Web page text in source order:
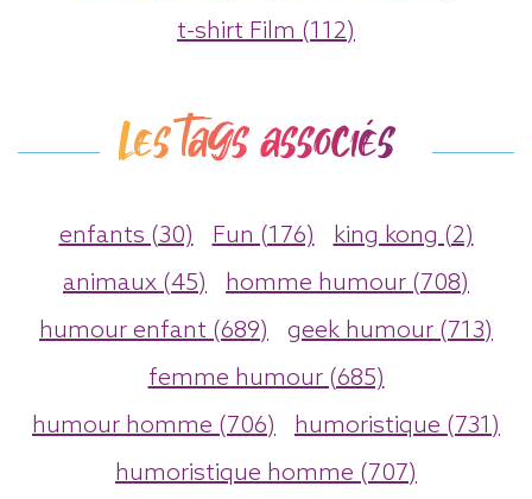
t-shirt Film (112)
Les tags associés
enfants (30) Fun (176)
king kong (2)
animaux (45)
homme humour (708)
humour enfant (689)
geek humour (713)
femme humour (685)
humour homme (706)
humoristique (731)
humoristique homme (707)